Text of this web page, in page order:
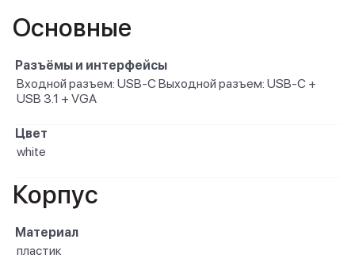
Основные
Разъёмы и интерфейсы
Входной разъем: USB-C Выходной разъем: USB-C +
USB 3.1 + VGA
Цвет
white
Корпус
Материал
пластик